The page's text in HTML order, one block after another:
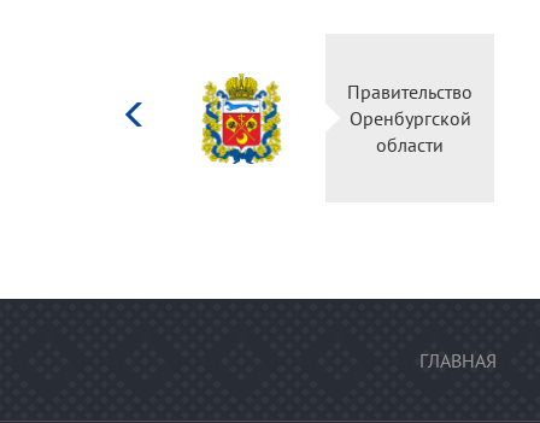
Правительство
Оренбургской
области
ГЛАВНАЯ